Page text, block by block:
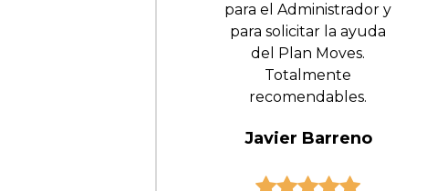
para el Administrador y
para solicitar la ayuda
del Plan Moves.
Totalmente
recomendables.
Javier Barreno